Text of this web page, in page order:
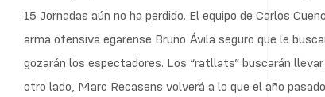
15 Jornadas aún no ha perdido. El equipo de Carlos
arma ofensiva egarense Bruno Ávila seguro que le
gozarán los espectadores. Los “ratllats” buscarán
otro lado, Marc Recasens volverá a lo que el año